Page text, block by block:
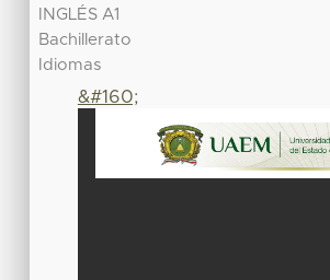
INGLÉS A1
Bachillerato
Idiomas
&#160;